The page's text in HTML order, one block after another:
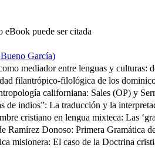
eBook puede ser citada
García)
mediador entre lenguas y culturas:
filantrópico-filológica de los
californiana: Sales (OP) y
de indios”: La traducción y la
cristiano en lengua mixteca: Las
Ramírez Donoso: Primera Gramática
misionera: El caso de la Doctrina